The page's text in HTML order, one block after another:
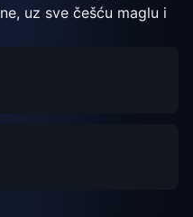
uz sve češću maglu i